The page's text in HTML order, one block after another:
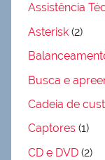
Assistência
Asterisk (2)
Busca e
Cadeia de
Captores (1)
CD e DVD (2)